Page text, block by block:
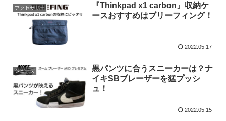
アクセサリー
『Thinkpad x1 carbon』収納ケ
ースおすすめはブリーフィング！
2022.05.17
シューズ
黒パンツに合うスニーカーは？ナ
イキSBブレーザーを猛プッシ
ュ！
2022.05.15